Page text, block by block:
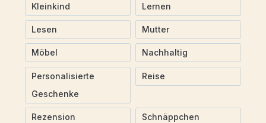
Kleinkind Lernen
Lesen Mutter
Möbel Nachhaltig
Personalisierte
Geschenke
Reise
Rezension Schnäppchen